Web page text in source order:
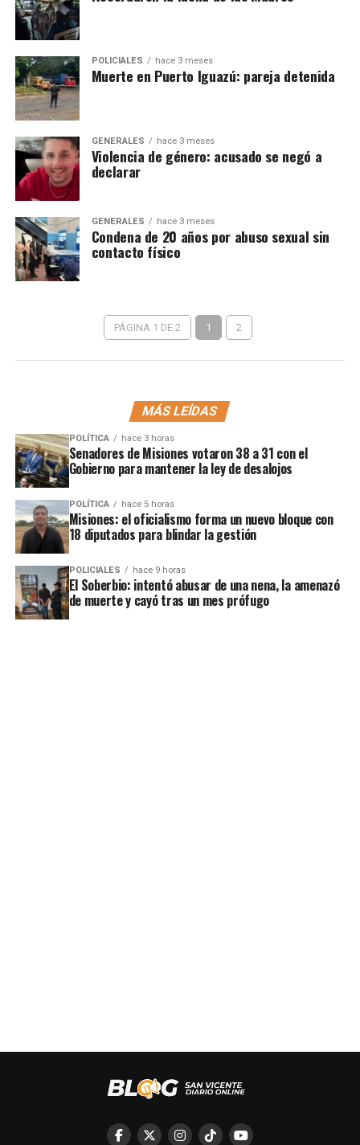
POLICIALES hace 3 meses
Muerte en Puerto Iguazú: pareja detenida
GENERALES hace 3 meses
Violencia de género: acusado se negó a
declarar
GENERALES hace 3 meses
Condena de 20 años por abuso sexual sin
contacto físico
PÁGINA 1 DE 2 1 2
MÁS LEÍDAS
POLÍTICA hace 3 horas
Senadores de Misiones votaron 38 a 31 con el
Gobierno para mantener la ley de desalojos
POLÍTICA hace 5 horas
Misiones: el oficialismo forma un nuevo bloque con
18 diputados para blindar la gestión
POLICIALES hace 9 horas
El Soberbio: intentó abusar de una nena, la amenazó
de muerte y cayó tras un mes prófugo